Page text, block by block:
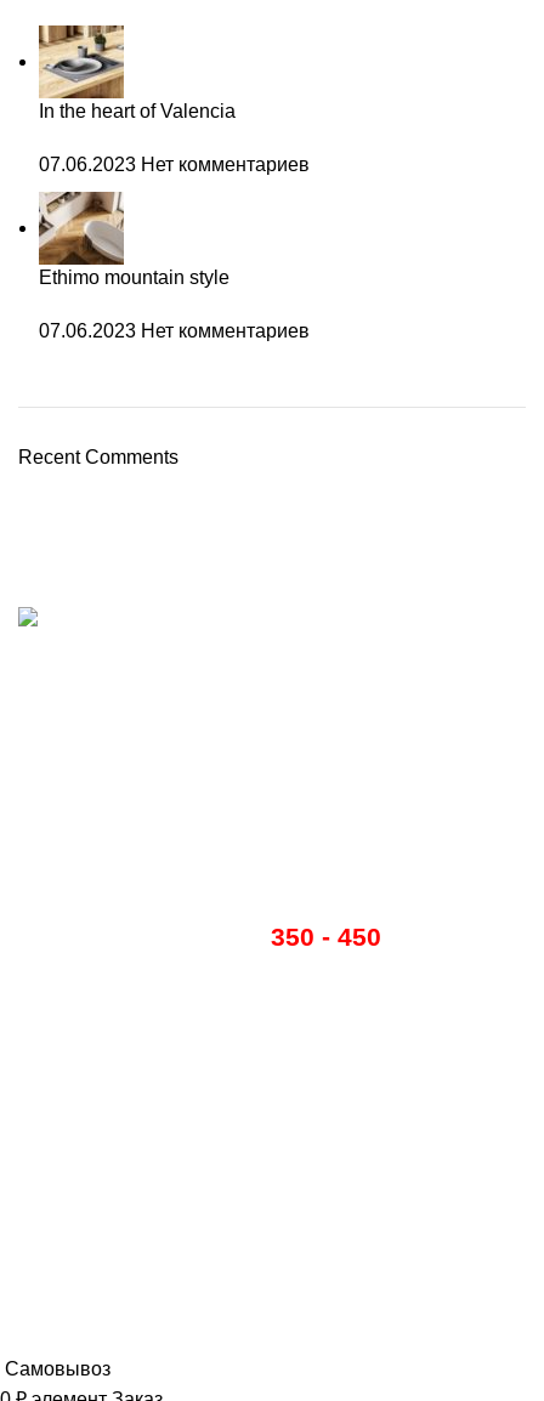
In the heart of Valencia
07.06.2023 Нет комментариев
Ethimo mountain style
07.06.2023 Нет комментариев
Recent Comments
350 - 450
Самовывоз